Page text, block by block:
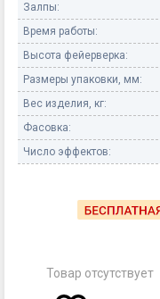
Залпы:
Время работы:
Высота фейерверка:
Размеры упаковки, мм:
Вес изделия, кг:
Фасовка:
Число эффектов:
Товар отсутствует